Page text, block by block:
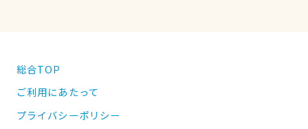
総合TOP
ご利用にあたって
プライバシーポリシー